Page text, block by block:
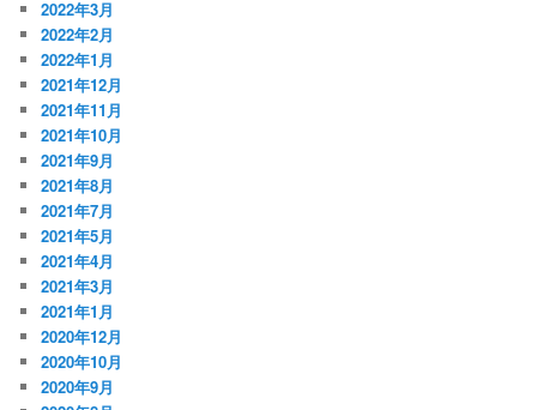
2022年3月
2022年2月
2022年1月
2021年12月
2021年11月
2021年10月
2021年9月
2021年8月
2021年7月
2021年5月
2021年4月
2021年3月
2021年1月
2020年12月
2020年10月
2020年9月